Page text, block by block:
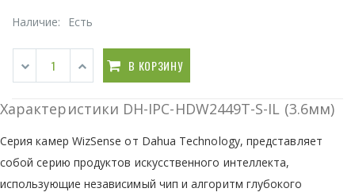
Наличие: Есть
В КОРЗИНУ
Характеристики DH-IPC-HDW2449T-S-IL (3.6мм)
Серия камер WizSense от Dahua Technology, представляет
собой серию продуктов искусственного интеллекта,
использующие независимый чип и алгоритм глубокого